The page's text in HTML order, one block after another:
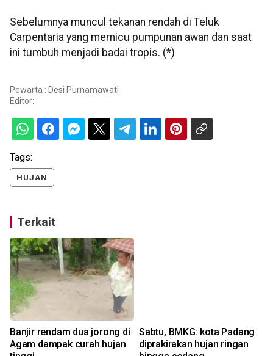
Sebelumnya muncul tekanan rendah di Teluk
Carpentaria yang memicu pumpunan awan dan saat
ini tumbuh menjadi badai tropis. (*)
Pewarta : Desi Purnamawati
Editor:
Tags:
HUJAN
Terkait
Banjir rendam dua jorong di
Agam dampak curah hujan
Sabtu, BMKG: kota Padang
diprakirakan hujan ringan